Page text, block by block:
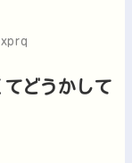
てどうかして